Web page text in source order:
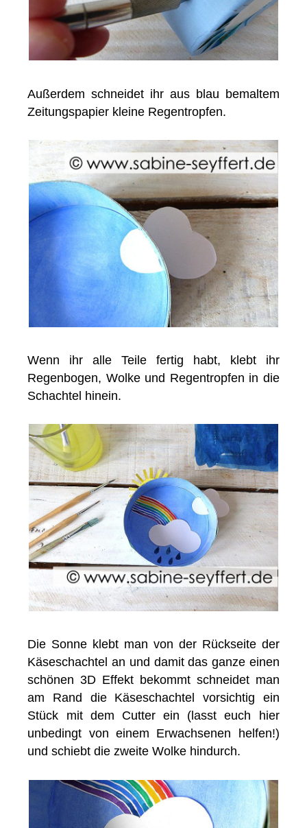
Außerdem schneidet ihr aus blau bemaltem
Zeitungspapier kleine Regentropfen.
Wenn ihr alle Teile fertig habt, klebt ihr
Regenbogen, Wolke und Regentropfen in die
Schachtel hinein.
Die Sonne klebt man von der Rückseite der
Käseschachtel an und damit das ganze einen
schönen 3D Effekt bekommt schneidet man
am Rand die Käseschachtel vorsichtig ein
Stück mit dem Cutter ein (lasst euch hier
unbedingt von einem Erwachsenen helfen!)
und schiebt die zweite Wolke hindurch.